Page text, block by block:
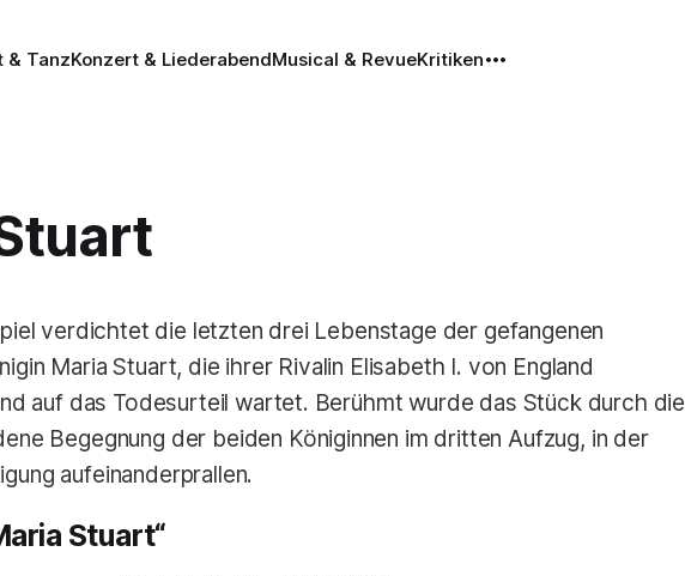
& TanzKonzert & LiederabendMusical & RevueKritiken
verdichtet die letzten drei Lebenstage der gefangenen
Maria Stuart, die ihrer Rivalin Elisabeth I. von England
auf das Todesurteil wartet. Berühmt wurde das Stück durch die
Begegnung der beiden Königinnen im dritten Aufzug, in der
aufeinanderprallen.
Stuart“